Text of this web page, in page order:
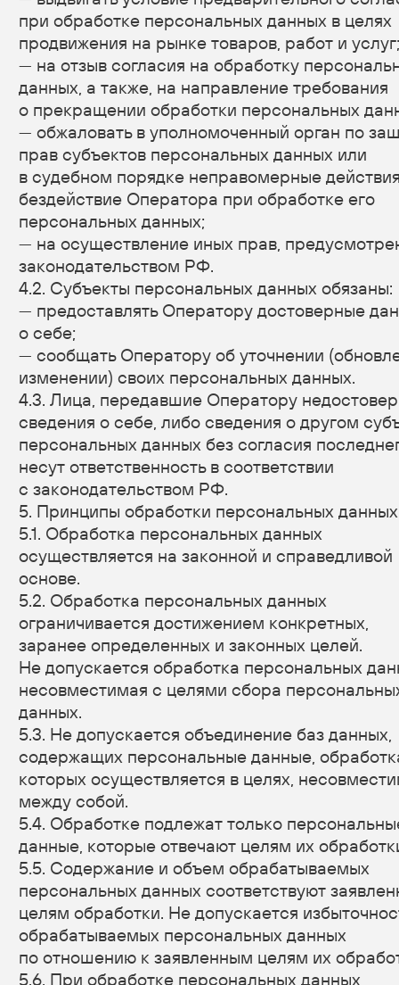
Сбор, запись, систематизация, накопление,
хранение, уничтожение и обезличивание
персональных данных
Отправка информационных писем на адрес
электронной почты
7. Условия обработки персональных данных
7.1. Обработка персональных данных
осуществляется с согласия субъекта
персональных данных на обработку его
персональных данных.
7.2. Обработка персональных данных необходима
для достижения целей, предусмотренных
международным договором Российской
Федерации или законом, для осуществления
возложенных законодательством Российской
Федерации на оператора функций, полномочий
и обязанностей.
7.3. Обработка персональных данных необходима
для осуществления правосудия, исполнения
судебного акта, акта другого органа или
должностного лица, подлежащих исполнению
в соответствии с законодательством Российской
Федерации об исполнительном производстве.
7.4. Обработка персональных данных необходима
для исполнения договора, стороной которого либо
выгодоприобретателем или поручителем
по которому является субъект персональных
данных, а также для заключения договора
по инициативе субъекта персональных данных или
договора, по которому субъект персональных
данных будет являться выгодоприобретателем или
поручителем.
7.5. Обработка персональных данных необходима
для осуществления прав и законных интересов
оператора или третьих лиц либо для достижения
общественно значимых целей при условии, что
при этом не нарушаются права и свободы
субъекта персональных данных.
7.6. Осуществляется обработка персональных
данных, доступ неограниченного круга лиц
к которым предоставлен субъектом персональных
данных либо по его просьбе (далее —
общедоступные персональные данные).
7.7. Осуществляется обработка персональных
данных, подлежащих опубликованию или
обязательному раскрытию в соответствии
с федеральным законом.
8. Порядок сбора, хранения, передачи и других
видов обработки персональных данных
Безопасность персональных данных, которые
обрабатываются Оператором, обеспечивается
путем реализации правовых, организационных
и технических мер, необходимых для выполнения
в полном объеме требований действующего
законодательства в области защиты
персональных данных.
8.1. Оператор обеспечивает сохранность
персональных данных и принимает все возможные
меры, исключающие доступ к персональным
данным неуполномоченных лиц.
8.2. Персональные данные Пользователя никогда,
ни при каких условиях не будут переданы третьим